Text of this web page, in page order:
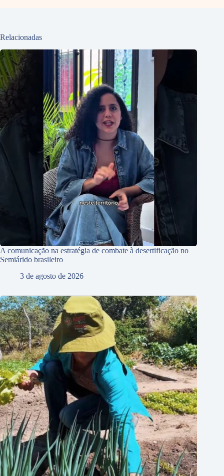
Relacionadas
A comunicação na estratégia de combate à desertificação no
Semiárido brasileiro
3 de agosto de 2026